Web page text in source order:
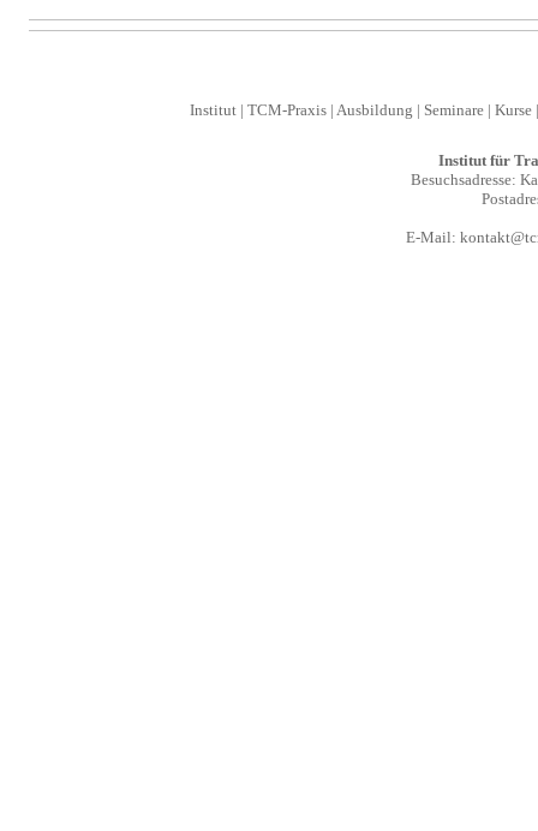
Institut| TCM-Praxis| Ausbildung | Seminare| Kurse
Institut für
Besuchsadresse:
E-Mail: